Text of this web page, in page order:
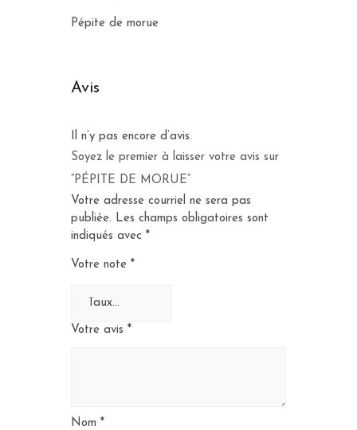
Pépite de morue
Avis
Il n’y pas encore d’avis.
Soyez le premier à laisser votre avis sur
“PÉPITE DE MORUE”
Votre adresse courriel ne sera pas
publiée. Les champs obligatoires sont
indiqués avec *
Votre note *
Votre avis *
Nom *